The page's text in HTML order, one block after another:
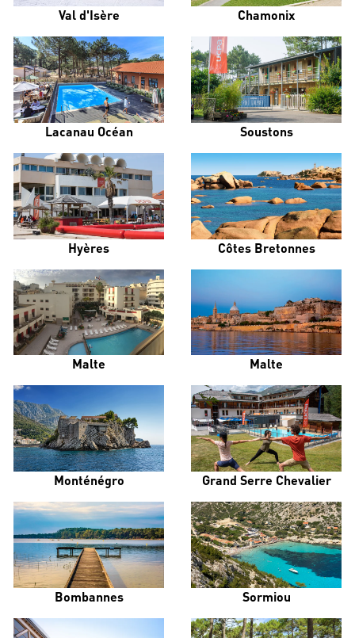
Val d'Isère Chamonix
Lacanau Océan Soustons
Hyères Côtes Bretonnes
Malte Malte
Monténégro Grand Serre Chevalier
Bombannes Sormiou